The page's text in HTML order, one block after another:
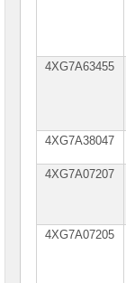
стойку
►
памяти
для
Жесткие
4XG7A63455
4XG7A38047
4XG7A07207
4XG7A07205